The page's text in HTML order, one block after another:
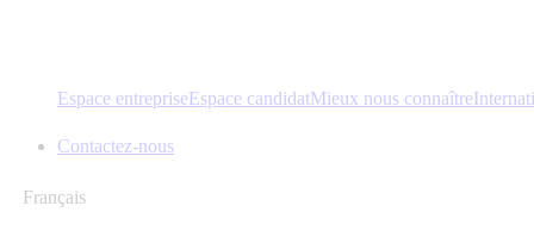
Espace entrepriseEspace candidatMieux nous connaître
Contactez-nous
Français